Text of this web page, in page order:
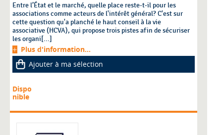
Entre l’État et le marché, quelle place reste-t-il pour les
associations comme acteurs de l'intérêt général? C'est sur
cette question qu'a planché le haut conseil à la vie
associative (HCVA), qui propose trois pistes afin de sécuriser
les organi[...]
Plus d'information...
Ajouter à ma sélection
Dispo
nible